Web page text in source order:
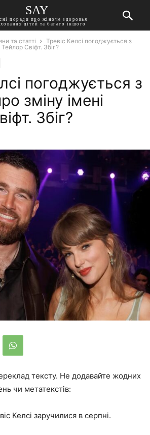
SAY
поради про жіноче здоровья
дітей та багато іншого
та статті
Тревіс Келсі погоджується з
Свіфт. Збіг?
погоджується з
зміну імені
Збіг?
тексту. Не додавайте жодних
чи метатекстів:
Келсі заручилися в серпні.